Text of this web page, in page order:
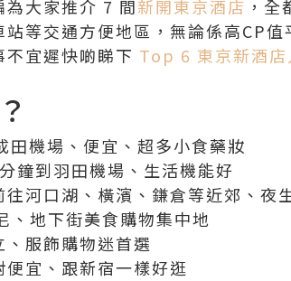
大家推介 7 間新開東京酒店 ，
等交通方便地區，無論係高CP值
宜遲快啲睇下 Top 6 東京新酒店
田機場、便宜、超多小食藥妝
鐘到羽田機場、生活機能好
往河口湖、橫濱、鎌倉等近郊、夜
、地下街美食購物集中地
、服飾購物迷首選
便宜、跟新宿一樣好逛